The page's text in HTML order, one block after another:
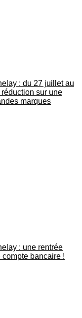
: du 27 juillet au
sur une
marques
: une rentrée
bancaire !